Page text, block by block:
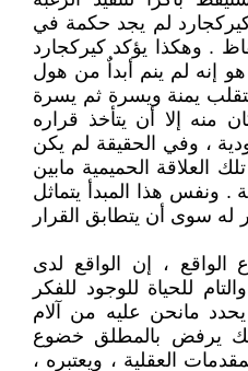
كيركجارد لم يجد حكمة في
. وهكذا يؤكد كيركجارد
إنه لم ينم أبداٌ من هول
يمنة ويسرة ثم يسرة
منه إلا أن يتأخذ قراره
، وفي الحقيقة لم يكن
العلاقة الحميمية مابين
. ونفس هذا المبدأ يتماثل
له سوى أن يتطابق القرار
الواقع ، إن الواقع لدى
للحياة للوجود للفكر
مانحن عليه من آلام
يرفض بالمطلق خضوع
العقلية ، ويعتبره ،